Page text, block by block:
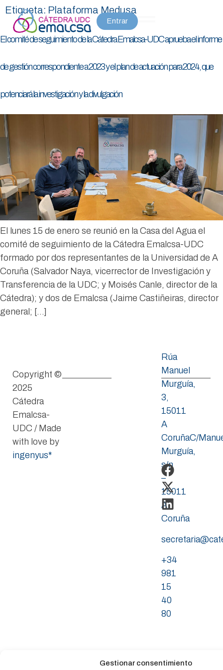
Gestionar consentimiento
Entrar
Etiqueta: Plataforma Medusa
El comité de seguimiento de la Cátedra Emalcsa-UDC aprueba el informe
de gestión correspondiente a 2023 y el plan de actuación para 2024, que
potenciará la investigación y la divulgación
El lunes 15 de enero se reunió en la Casa del Agua el
comité de seguimiento de la Cátedra Emalcsa-UDC
formado por dos representantes de la Universidad de A
Coruña (Salvador Naya, vicerrector de Investigación y
Transferencia de la UDC; y Moisés Canle, director de la
Cátedra); y dos de Emalcsa (Jaime Castiñeiras, director
general; […]
Rúa
Manuel
Murguía,
3,
15011
A
CoruñaC/
Murguía,
s/n
–
15011
A
Coruña
+34
981
15
40
80
Copyright ©
2025
Cátedra
Emalcsa-
UDC / Made
with love by
ingenyus*